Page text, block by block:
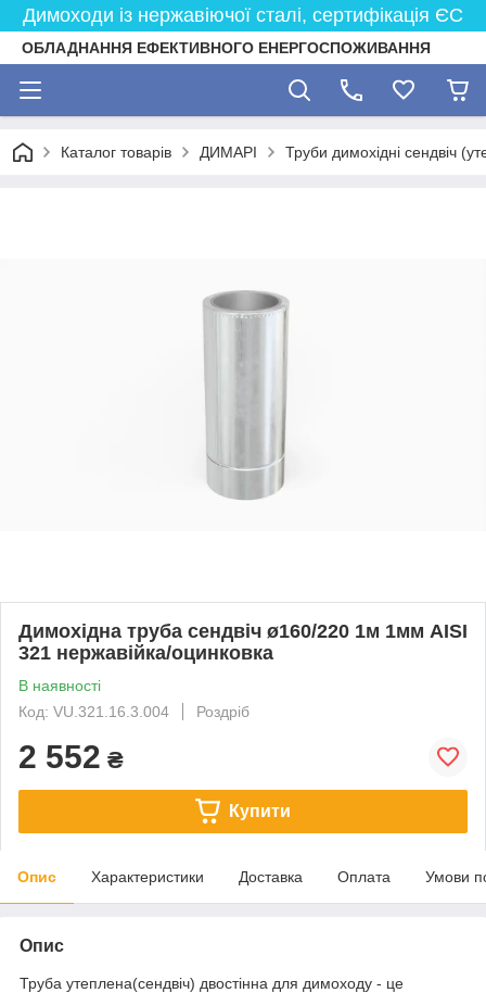
Димоходи із нержавіючої сталі, сертифікація ЄС
ОБЛАДНАННЯ ЕФЕКТИВНОГО ЕНЕРГОСПОЖИВАННЯ
Каталог товарів ДИМАРІ Труби димохідні сендвіч
Димохідна труба сендвіч ø160/220 1м 1мм AISI
321 нержавійка/оцинковка
В наявності
Код: VU.321.16.3.004
Роздріб
2 552 ₴
Купити
Опис Характеристики Доставка Оплата Умови
Опис
Труба утеплена(сендвіч) двостінна для димоходу - це